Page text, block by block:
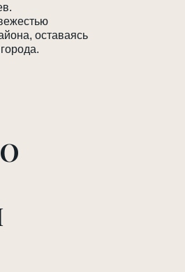
оставаясь